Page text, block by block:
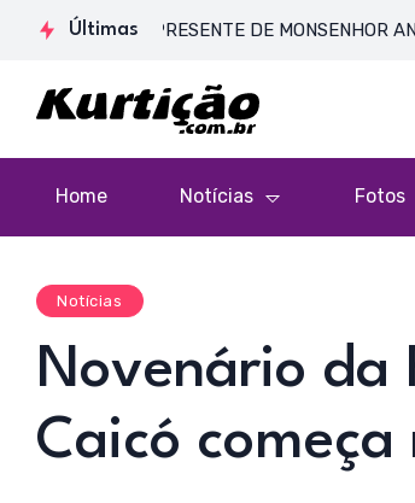
Últimas
CORPO PRESENTE DE MONSENHOR
Home Notícias Fotos
Notícias
Novenário da
Caicó